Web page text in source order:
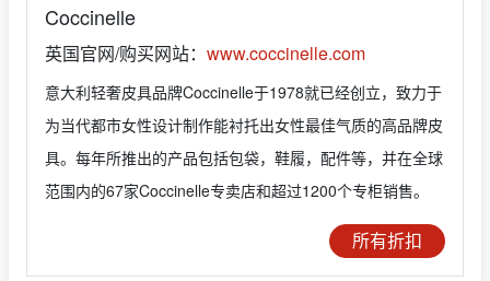
Coccinelle
英国官网/购买网站： www.coccinelle.com
意大利轻奢皮具品牌Coccinelle于1978就已经创立，致力于
为当代都市女性设计制作能衬托出女性最佳气质的高品牌皮
具。每年所推出的产品包括包袋，鞋履，配件等，并在全球
范围内的67家Coccinelle专卖店和超过1200个专柜销售。
所有折扣